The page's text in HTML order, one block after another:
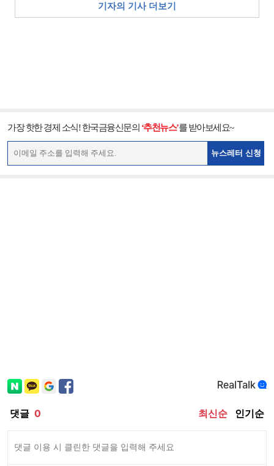
기자의 기사 더보기
가장 핫한 경제 소식! 한국금융신문의 ‘추천뉴스’를 받아보세요~
뉴스레터 신청